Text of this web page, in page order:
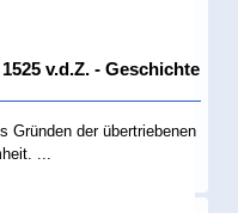
v.d.Z. - Geschichte
Gründen der übertriebenen
...